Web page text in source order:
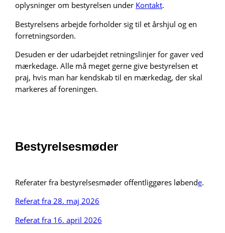
oplysninger om bestyrelsen under Kontakt.
Bestyrelsens arbejde forholder sig til et årshjul og en
forretningsorden.
Desuden er der udarbejdet retningslinjer for gaver ved
mærkedage. Alle må meget gerne give bestyrelsen et
praj, hvis man har kendskab til en mærkedag, der skal
markeres af foreningen.
Bestyrelsesmøder
Referater fra bestyrelsesmøder offentliggøres løbende.
Referat fra 28. maj 2026
Referat fra 16. april 2026